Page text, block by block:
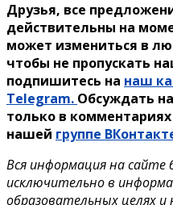
Друзья, все
действительны на
может измениться в
чтобы не пропускать
подпишитесь на наш
Telegram. Обсуждать
только в комментариях
нашей группе
Вся информация на сайте
исключительно в
образовательных целях и